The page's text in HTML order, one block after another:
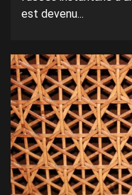
est devenu...